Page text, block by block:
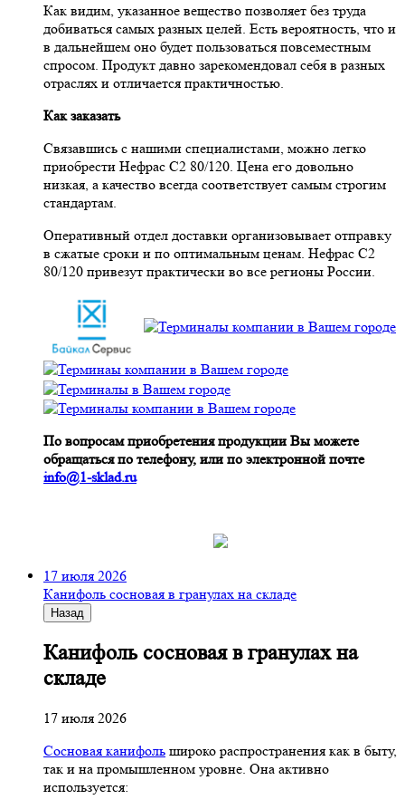
Как видим, указанное вещество позволяет без труда
добиваться самых разных целей. Есть вероятность, что и
в дальнейшем оно будет пользоваться повсеместным
спросом. Продукт давно зарекомендовал себя в разных
отраслях и отличается практичностью.
Как заказать
Связавшись с нашими специалистами, можно легко
приобрести Нефрас С2 80/120. Цена его довольно
низкая, а качество всегда соответствует самым строгим
стандартам.
Оперативный отдел доставки организовывает отправку
в сжатые сроки и по оптимальным ценам. Нефрас С2
80/120 привезут практически во все регионы России.
По вопросам приобретения продукции Вы можете
обращаться по телефону, или по электронной почте
info@1-sklad.ru
17 июля 2026
Канифоль сосновая в гранулах на складе
Назад
Канифоль сосновая в гранулах на
складе
17 июля 2026
Сосновая канифоль широко распространения как в быту,
так и на промышленном уровне. Она активно
используется: